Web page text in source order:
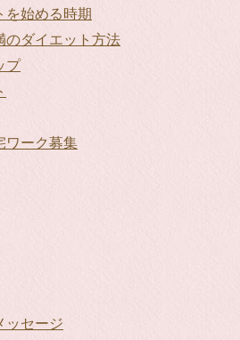
を始める時期
のダイエット方法
プ
ワーク募集
ッセージ